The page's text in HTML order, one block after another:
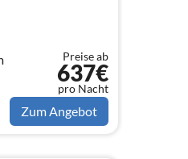
Preise ab
637€
pro Nacht
Zum Angebot